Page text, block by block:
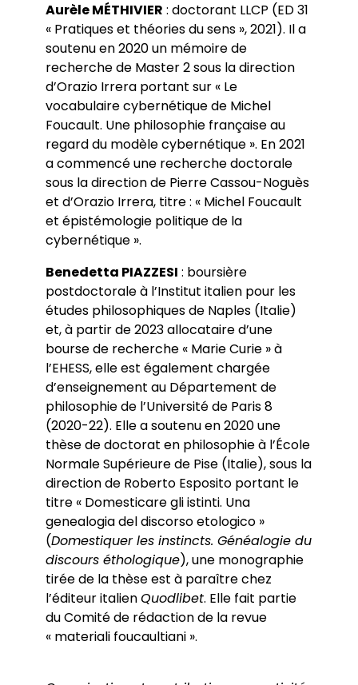
Aurèle MÉTHIVIER : doctorant LLCP (ED 31
« Pratiques et théories du sens », 2021). Il a
soutenu en 2020 un mémoire de
recherche de Master 2 sous la direction
d’Orazio Irrera portant sur « Le
vocabulaire cybernétique de Michel
Foucault. Une philosophie française au
regard du modèle cybernétique ». En 2021
a commencé une recherche doctorale
sous la direction de Pierre Cassou-Noguès
et d’Orazio Irrera, titre : « Michel Foucault
et épistémologie politique de la
cybernétique ».
Benedetta PIAZZESI : boursière
postdoctorale à l’Institut italien pour les
études philosophiques de Naples (Italie)
et, à partir de 2023 allocataire d’une
bourse de recherche « Marie Curie » à
l’EHESS, elle est également chargée
d’enseignement au Département de
philosophie de l’Université de Paris 8
(2020-22). Elle a soutenu en 2020 une
thèse de doctorat en philosophie à l’École
Normale Supérieure de Pise (Italie), sous la
direction de Roberto Esposito portant le
titre « Domesticare gli istinti. Una
genealogia del discorso etologico »
(Domestiquer les instincts. Généalogie du
discours éthologique), une monographie
tirée de la thèse est à paraître chez
l’éditeur italienQuodlibet. Elle fait partie
du Comité de rédaction de la revue
« materiali foucaultiani ».